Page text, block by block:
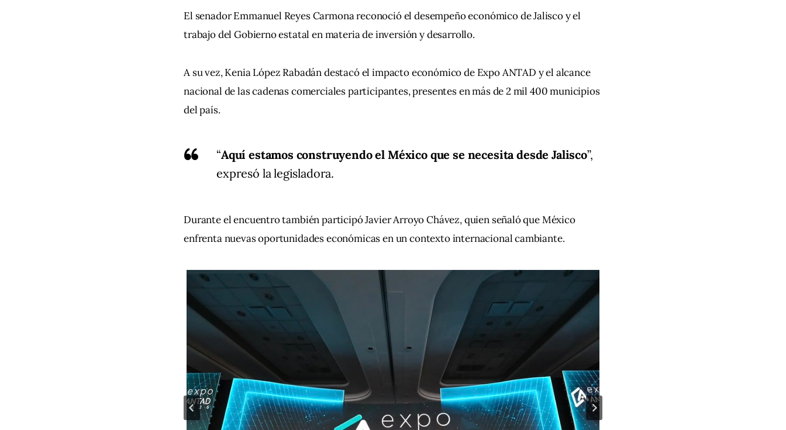
El senador Emmanuel Reyes Carmona reconoció el desempeño económico de Jalisco y el
trabajo del Gobierno estatal en materia de inversión y desarrollo.
A su vez, Kenia López Rabadán destacó el impacto económico de Expo ANTAD y el alcance
nacional de las cadenas comerciales participantes, presentes en más de 2 mil 400 municipios
del país.
“Aquí estamos construyendo el México que se necesita desde Jalisco”,
expresó la legisladora.
Durante el encuentro también participó Javier Arroyo Chávez, quien señaló que México
enfrenta nuevas oportunidades económicas en un contexto internacional cambiante.